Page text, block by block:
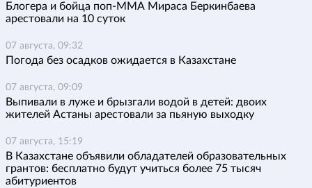
Блогера и бойца поп-ММА Мираса Беркинбаева
арестовали на 10 суток
07 августа, 09:32
Погода без осадков ожидается в Казахстане
07 августа, 09:09
Выпивали в луже и брызгали водой в детей: двоих
жителей Астаны арестовали за пьяную выходку
07 августа, 15:19
В Казахстане объявили обладателей образовательных
грантов: бесплатно будут учиться более 75 тысяч
абитуриентов